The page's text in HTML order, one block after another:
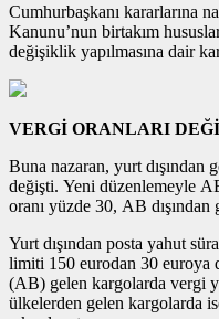
Cumhurbaşkanı kararlarına
Kanunu’nun birtakım
değişiklik yapılmasına dair
VERGİ ORANLARI
Buna nazaran, yurt dışından
değişti. Yeni düzenlemeyle
oranı yüzde 30, AB
Yurt dışından posta yahut
limiti 150 eurodan 30 euroya
(AB) gelen kargolarda vergi
ülkelerden gelen kargolarda